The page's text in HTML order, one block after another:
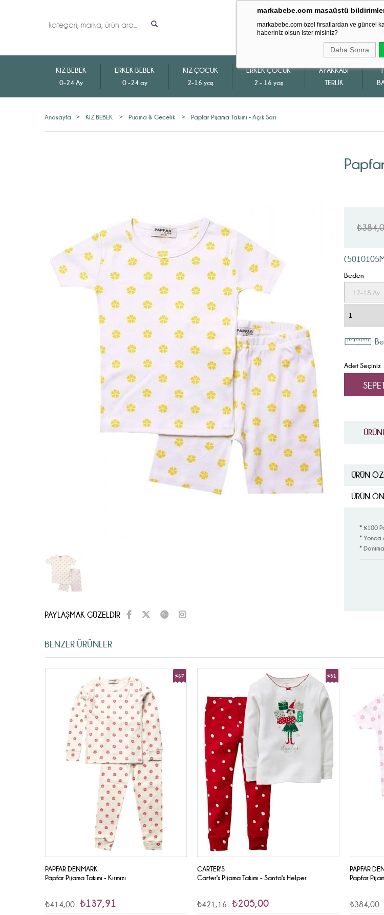
markabebe.com masaüstü
markabebe.com özel fırsatlardan ve güncel
haberiniz olsun ister misiniz?
Daha Sonra
KIZ BEBEK
0-24 Ay
ERKEK BEBEK
0 -24 ay
KIZ ÇOCUK
2-16 yaş
ERKEK ÇOCUK
2 - 16 yaş
AYAKKABI
TERLİK
Anasayfa > KIZ BEBEK > Pijama & Gecelik > Papfar Pijama Takımı - Açık Sarı
PAYLAŞMAK GÜZELDİR
Papfar
Beden
12-18 Ay
Adet Seçiniz
ÜRÜN
ÜRÜN
* %100
* Yonca
*
BENZER ÜRÜNLER
PAPFAR DENMARK
Papfar Pijama Takımı - Kırmızı
₺137,91
₺414,00
%67
CARTER'S
Carter's Pijama Takımı - Santa's Helper
₺205,00
₺421,16
%51
İndirim
PAPFAR
Papfar
₺384,00